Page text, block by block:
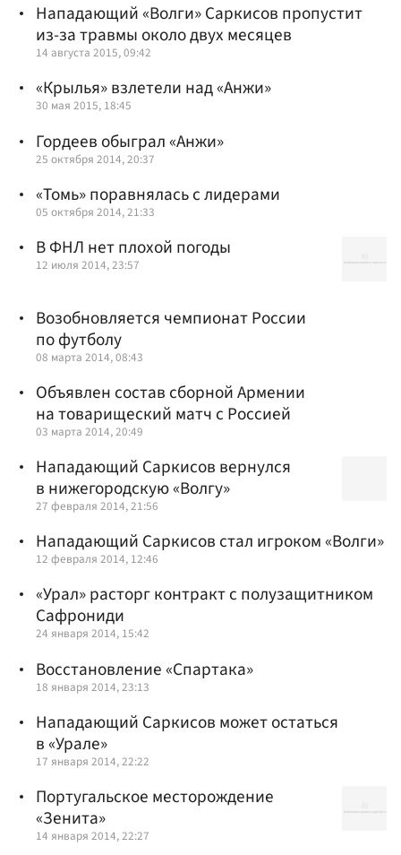
Нападающий «Волги» Саркисов пропустит
из-за травмы около двух месяцев
14 августа 2015, 09:42
«Крылья» взлетели над «Анжи»
30 мая 2015, 18:45
Гордеев обыграл «Анжи»
25 октября 2014, 20:37
«Томь» поравнялась с лидерами
05 октября 2014, 21:33
В ФНЛ нет плохой погоды
12 июля 2014, 23:57
Возобновляется чемпионат России
по футболу
08 марта 2014, 08:43
Объявлен состав сборной Армении
на товарищеский матч с Россией
03 марта 2014, 20:49
Нападающий Саркисов вернулся
в нижегородскую «Волгу»
27 февраля 2014, 21:56
Нападающий Саркисов стал игроком «Волги»
12 февраля 2014, 12:46
«Урал» расторг контракт с полузащитником
Сафрониди
24 января 2014, 15:42
Восстановление «Спартака»
18 января 2014, 23:13
Нападающий Саркисов может остаться
в «Урале»
17 января 2014, 22:22
Португальское месторождение
«Зенита»
14 января 2014, 22:27